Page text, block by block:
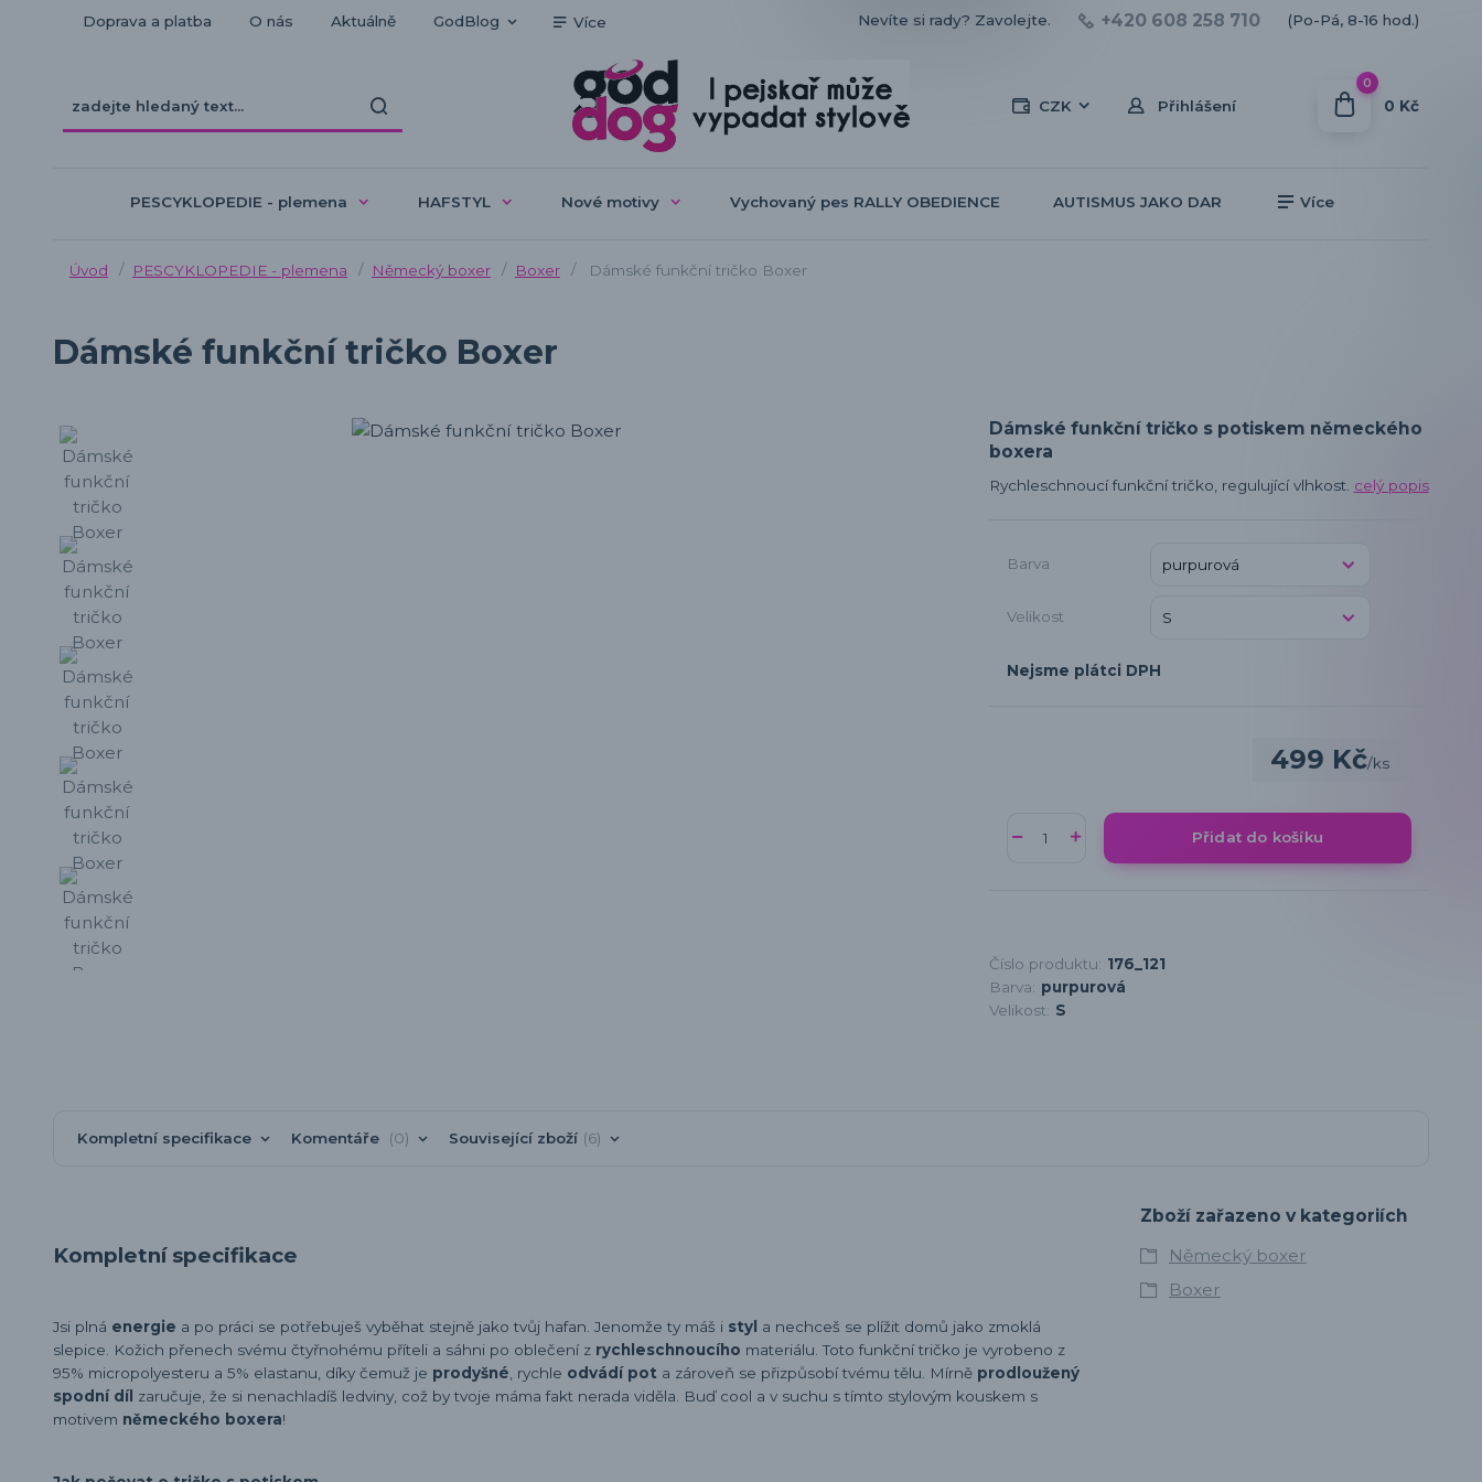
Doprava a platba O nás Aktuálně GodBlog Více
CZK Přihlášení
Nevíte si rady? Zavolejte. +420 608 258 710 (Po-Pá, 8-16 hod.)
0
0 Kč
PESCYKLOPEDIE - plemena HAFSTYL Nové motivy Vychovaný pes RALLY OBEDIENCE AUTISMUS JAKO DAR Více
Úvod PESCYKLOPEDIE - plemena Německý boxer Boxer Dámské funkční tričko Boxer
Dámské funkční tričko Boxer
Dámské funkční tričko s potiskem německého
boxera
Rychleschnoucí funkční tričko, regulující vlhkost. celý popis
Barva
Velikost
Nejsme plátci DPH
499 Kč/ks
Přidat do košíku
Číslo produktu: 176_121
Barva: purpurová
Velikost: S
Kompletní specifikace Komentáře 0 Související zboží 6
Kompletní specifikace
Jsi plná energie a po práci se potřebuješ vyběhat stejně jako tvůj hafan. Jenomže ty máš i styl a nechceš se plížit domů jako zmoklá
slepice. Kožich přenech svému čtyřnohému příteli a sáhni po oblečení z rychleschnoucího materiálu. Toto funkční tričko je vyrobeno z
95% micropolyesteru a 5% elastanu, díky čemuž je prodyšné , rychle odvádí pot a zároveň se přizpůsobí tvému tělu. Mírně prodloužený
spodní díl zaručuje, že si nenachladíš ledviny, což by tvoje máma fakt nerada viděla. Buď cool a v suchu s tímto stylovým kouskem s
motivem německého boxera!
Zboží zařazeno v kategoriích
Německý boxer
Boxer